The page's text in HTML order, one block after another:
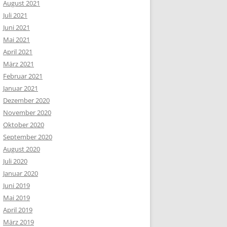
August 2021
Juli 2021
Juni 2021
Mai 2021
April 2021
März 2021
Februar 2021
Januar 2021
Dezember 2020
November 2020
Oktober 2020
September 2020
August 2020
Juli 2020
Januar 2020
Juni 2019
Mai 2019
April 2019
März 2019